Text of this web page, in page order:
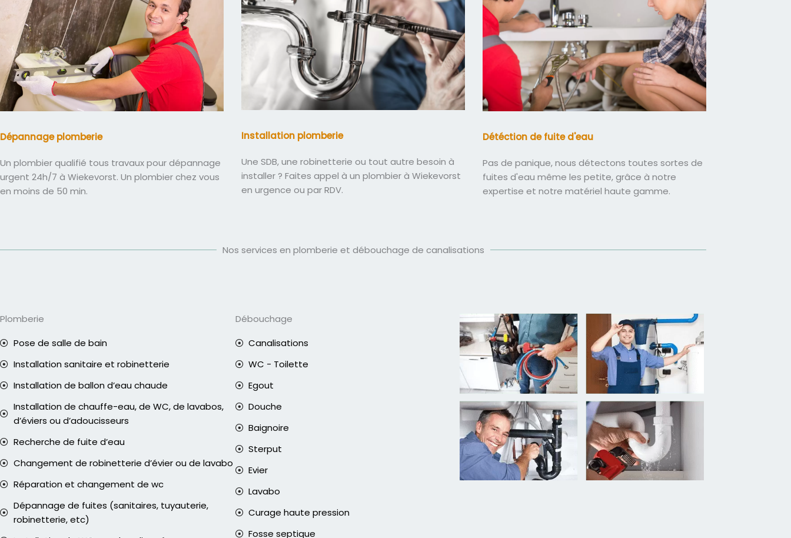
Dépannage plomberie
Un plombier qualifié tous travaux pour dépannage
urgent 24h/7 à Wiekevorst. Un plombier chez vous
en moins de 50 min.
Installation plomberie
Une SDB, une robinetterie ou tout autre besoin à
installer ? Faites appel à un plombier à Wiekevorst
en urgence ou par RDV.
Détéction de fuite d'eau
Pas de panique, nous détectons toutes sortes de
fuites d'eau même les petite, grâce à notre
expertise et notre matériel haute gamme.
Nos services en plomberie et débouchage de canalisations
Plomberie
Pose de salle de bain
Installation sanitaire et robinetterie
Installation de ballon d’eau chaude
Installation de chauffe-eau, de WC, de lavabos,
d’éviers ou d’adoucisseurs
Recherche de fuite d’eau
Changement de robinetterie d’évier ou de lavabo
Réparation et changement de wc
Dépannage de fuites (sanitaires, tuyauterie,
robinetterie, etc)
Débouchage
Canalisations
WC - Toilette
Egout
Douche
Baignoire
Sterput
Evier
Lavabo
Curage haute pression
Fosse septique